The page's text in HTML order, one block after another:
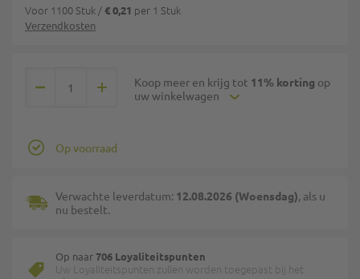
Verzendkosten
Voor 1100 Stuk /€ 0,21 per 1 Stuk
Koop meer en krijg tot 11% korting op
uw winkelwagen
Op voorraad
Verwachte leverdatum: 12.08.2026 (Woensdag), als u
nu bestelt.
Op naar706 Loyaliteitspunten
Uw Loyaliteitspunten zullen worden toegepast bij het